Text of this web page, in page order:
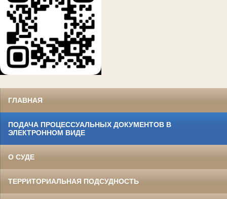
ГЛАВНАЯ
ПОДАЧА ПРОЦЕССУАЛЬНЫХ ДОКУМЕНТОВ В
ЭЛЕКТРОННОМ ВИДЕ
О СУДЕ
ТЕРРИТОРИАЛЬНАЯ ПОДСУДНОСТЬ